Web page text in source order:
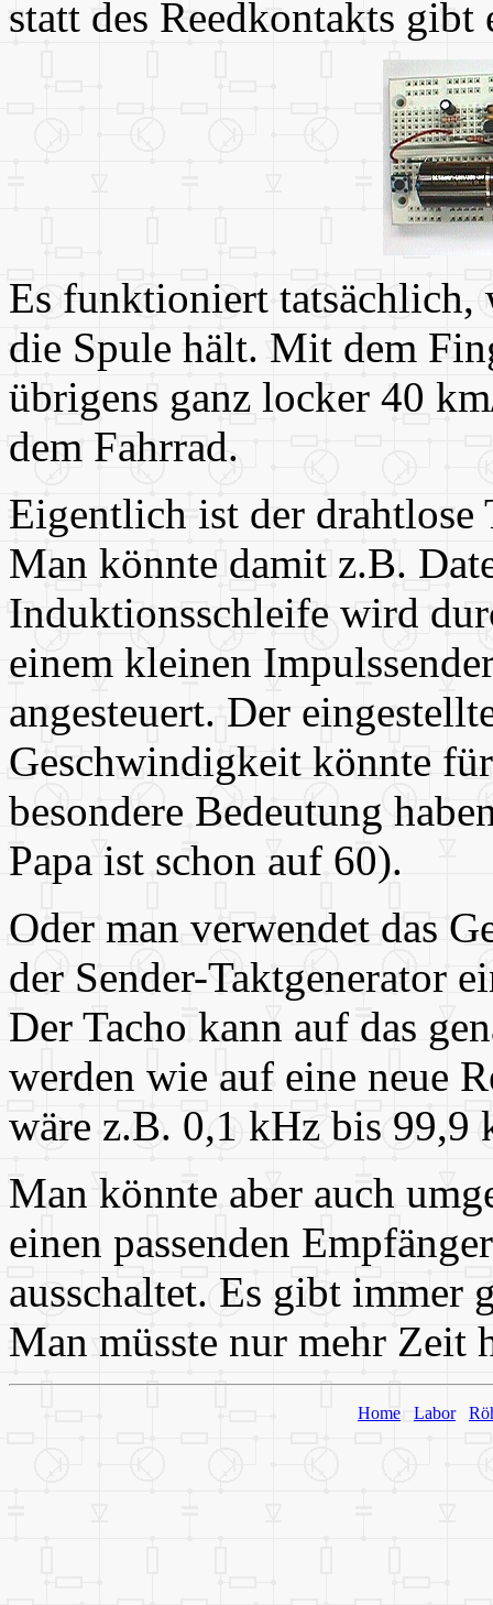
statt des Reedkontakts gibt
Es funktioniert tatsächlich,
die Spule hält. Mit dem
übrigens ganz locker 40
dem Fahrrad.
Eigentlich ist der drahtlose
Man könnte damit z.B.
Induktionsschleife wird
einem kleinen
angesteuert. Der
Geschwindigkeit könnte
besondere Bedeutung
Papa ist schon auf 60).
Oder man verwendet das
der Sender-Taktgenerator
Der Tacho kann auf das
werden wie auf eine neue
wäre z.B. 0,1 kHz bis 99,9
Man könnte aber auch
einen passenden
ausschaltet. Es gibt immer
Man müsste nur mehr Zeit
Home Labor